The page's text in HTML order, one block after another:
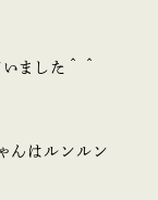
ました＾＾
んはルンルン